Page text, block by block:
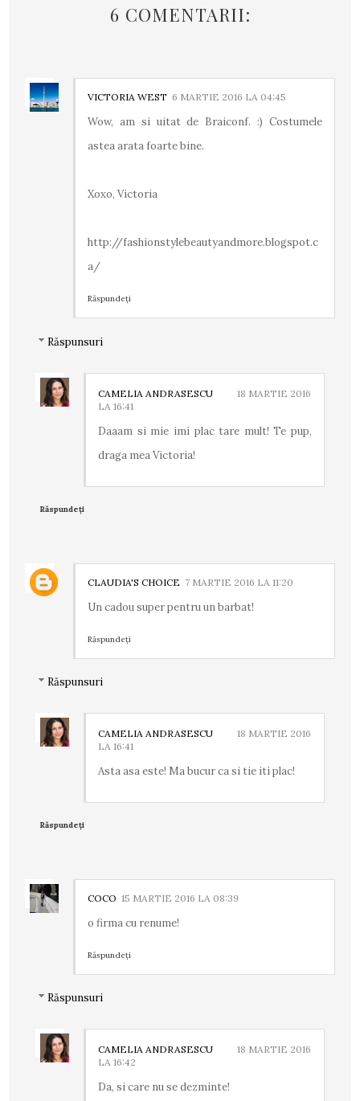
6 COMENTARII:
VICTORIA WEST 6 MARTIE 2016 LA 04:45
Wow, am si uitat de Braiconf. :) Costumele
astea arata foarte bine.
Xoxo, Victoria
http://fashionstylebeautyandmore.blogspot.c
a/
Răspundeți
Răspunsuri
CAMELIA ANDRASESCU
18 MARTIE 2016
LA 16:41
Daaam si mie imi plac tare mult! Te pup,
draga mea Victoria!
Răspundeți
CLAUDIA'S CHOICE 7 MARTIE 2016 LA 11:20
Un cadou super pentru un barbat!
Răspundeți
Răspunsuri
CAMELIA ANDRASESCU
18 MARTIE 2016
LA 16:41
Asta asa este! Ma bucur ca si tie iti plac!
Răspundeți
COCO 15 MARTIE 2016 LA 08:39
o firma cu renume!
Răspundeți
Răspunsuri
CAMELIA ANDRASESCU
18 MARTIE 2016
LA 16:42
Da, si care nu se dezminte!